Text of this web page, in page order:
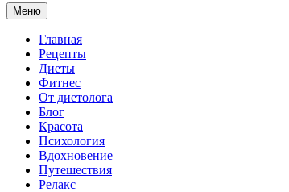
Меню Перейти
к
содержанию
Главная
Рецепты
Диеты
Фитнес
От диетолога
Блог
Красота
Психология
Вдохновение
Путешествия
Релакс